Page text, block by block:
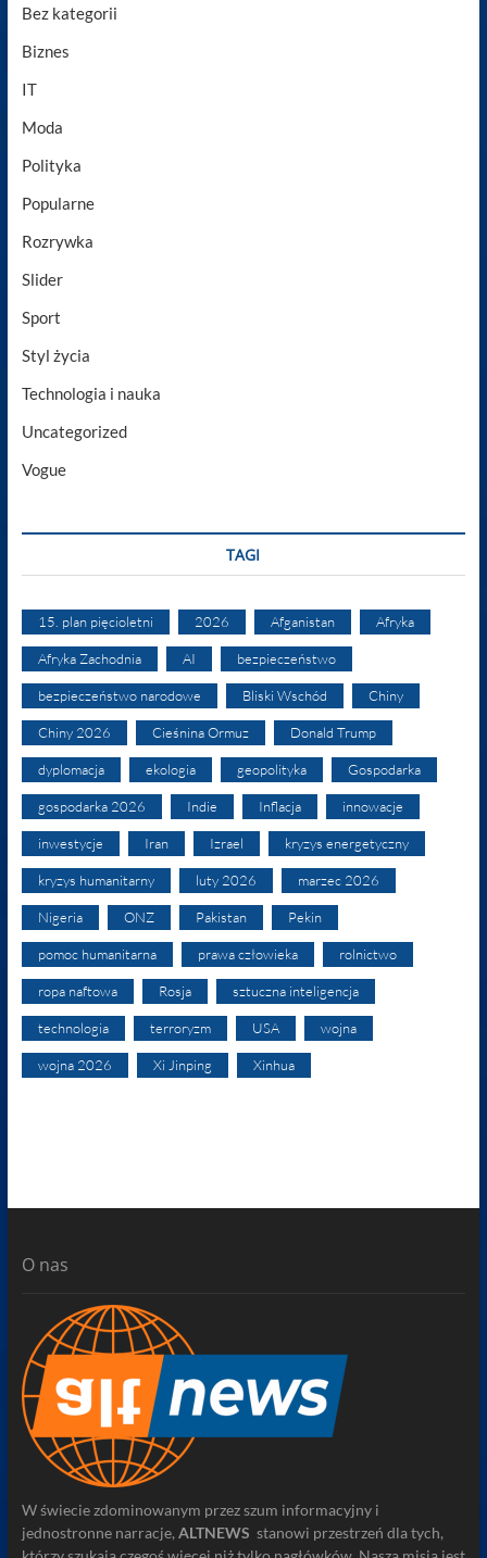
Bez kategorii
Biznes
IT
Moda
Polityka
Popularne
Rozrywka
Slider
Sport
Styl życia
Technologia i nauka
Uncategorized
Vogue
TAGI
15. plan pięcioletni 2026 Afganistan Afryka
Afryka Zachodnia AI bezpieczeństwo
bezpieczeństwo narodowe Bliski Wschód Chiny
Chiny 2026 Cieśnina Ormuz Donald Trump
dyplomacja ekologia geopolityka Gospodarka
gospodarka 2026 Indie Inflacja innowacje
inwestycje Iran Izrael kryzys energetyczny
kryzys humanitarny luty 2026 marzec 2026
Nigeria ONZ Pakistan Pekin
pomoc humanitarna prawa człowieka rolnictwo
ropa naftowa Rosja sztuczna inteligencja
technologia terroryzm USA wojna
wojna 2026 Xi Jinping Xinhua
O nas
W świecie zdominowanym przez szum informacyjny i
jednostronne narracje, ALTNEWS stanowi przestrzeń dla tych,